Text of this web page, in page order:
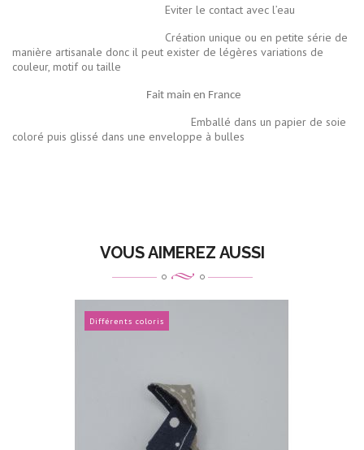
Eviter le contact avec l’eau
Création unique ou en petite série de
manière artisanale donc il peut exister de légères variations de
couleur, motif ou taille
Fait main en France
Emballé dans un papier de soie
coloré puis glissé dans une enveloppe à bulles
VOUS AIMEREZ AUSSI
Différents coloris